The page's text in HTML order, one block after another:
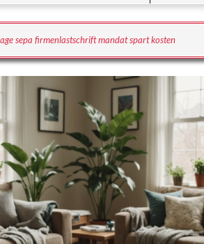
sepa firmenlastschrift mandat spart kosten